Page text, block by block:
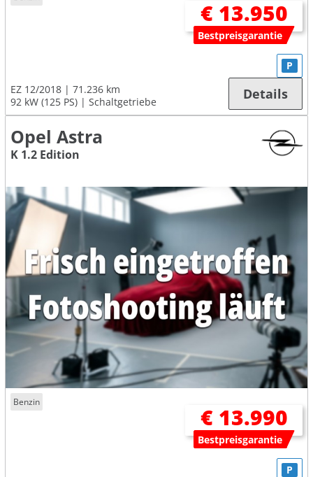
€ 13.950
Bestpreisgarantie
EZ 12/2018
71.236 km
92 kW (125 PS)
Schaltgetriebe
P
Details
Opel Astra
K 1.2 Edition
Benzin
€ 13.990
Bestpreisgarantie
P